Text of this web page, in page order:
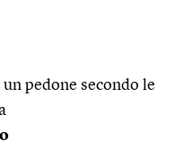
pedone secondo le